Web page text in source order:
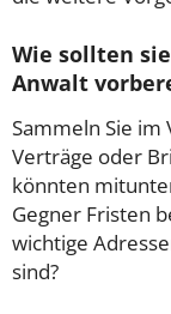
Wie sollten
Anwalt
Sammeln Sie im
Verträge oder
könnten
Gegner Fristen
wichtige
sind?